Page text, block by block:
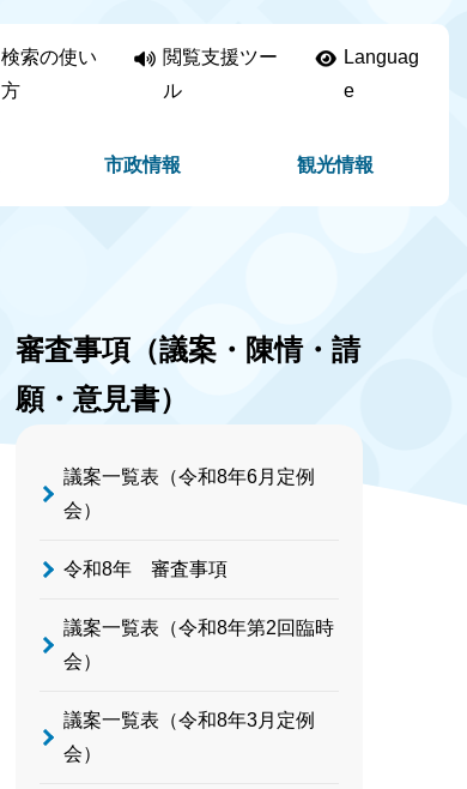
検索の使い
方
閲覧支援ツー
ル
Languag
e
市政情報 観光情報
審査事項（議案・陳情・請
願・意見書）
議案一覧表（令和8年6月定例
会）
令和8年 審査事項
議案一覧表（令和8年第2回臨時
会）
議案一覧表（令和8年3月定例
会）